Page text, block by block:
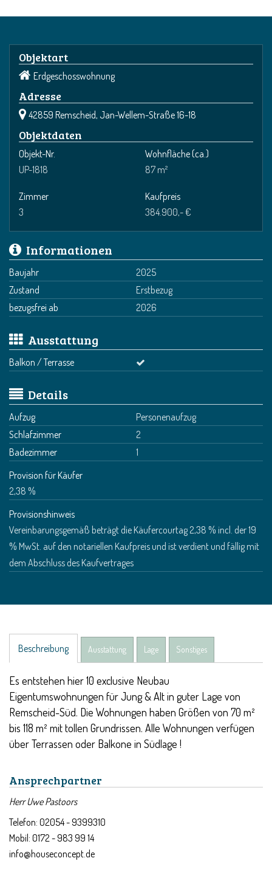
Objektart
Erdgeschosswohnung
Adresse
42859 Remscheid, Jan-Wellem-Straße 16-18
Objektdaten
Objekt-Nr.
UP-1818
Wohnfläche(ca.)
87 m²
Zimmer
3
Kaufpreis
384.900,- €
Informationen
Baujahr
2025
Zustand
Erstbezug
bezugsfrei ab
2026
Ausstattung
Balkon / Terrasse
Details
Aufzug
Personenaufzug
Schlafzimmer
2
Badezimmer
1
Provision für Käufer
2,38 %
Provisionshinweis
Vereinbarungsgemäß beträgt die Käufercourtag 2,38 % incl. der 19
% MwSt. auf den notariellen Kaufpreis und ist verdient und fällig mit
dem Abschluss des Kaufvertrages
Beschreibung Ausstattung Lage Sonstiges
Es entstehen hier 10 exclusive Neubau
Eigentumswohnungen für Jung & Alt in guter Lage von
Remscheid-Süd. Die Wohnungen haben Größen von 70 m²
bis 118 m² mit tollen Grundrissen. Alle Wohnungen verfügen
über Terrassen oder Balkone in Südlage !
Ansprechpartner
Herr Uwe Pastoors
Telefon: 02054 - 9399310
Mobil: 0172 - 983 99 14
info@houseconcept.de